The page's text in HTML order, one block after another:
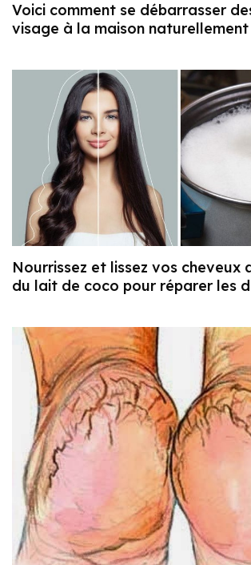
Voici comment se débarrasser
visage à la maison naturellement
Nourrissez et lissez vos cheveux
du lait de coco pour réparer les